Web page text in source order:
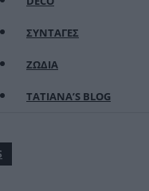
ΣΥΝΤΑΓΕΣ
ΖΩΔΙΑ
TATIANA’S BLOG